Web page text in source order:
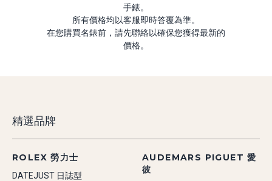
手錶。
所有價格均以客服即時答覆為準。
在您購買名錶前，請先聯絡以確保您獲得最新的
價格。
精選品牌
ROLEX 勞力士
DATEJUST 日誌型
AUDEMARS PIGUET 愛
彼